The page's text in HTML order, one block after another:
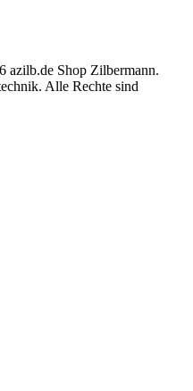
Shop Zilbermann.
Alle Rechte sind